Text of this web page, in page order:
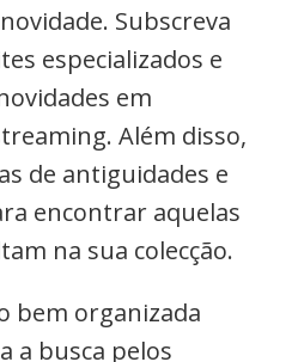
Subscreva
especializados e
em
Além disso,
de antiguidades e
encontrar aquelas
na sua colecção.
bem organizada
a busca pelos